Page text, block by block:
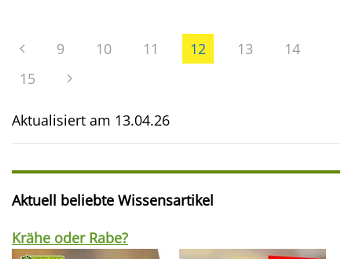
9 10 11 12 13
14
15
Aktualisiert am 13.04.26
Aktuell beliebte Wissensartikel
Krähe oder Rabe?